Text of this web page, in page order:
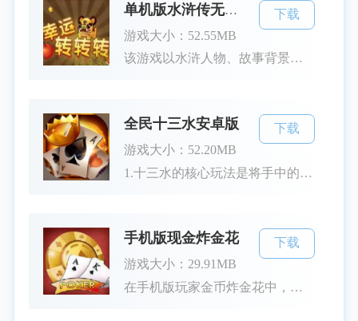
单机版水浒传无限金币
游戏大小：52.55MB
该游戏以水浒人物、故事背景为设计主题，融入现代流行的飞盘与单机老虎游戏元素，为玩家带来耳目一新的感受。在玩家将参与各种游戏对决，使用万能卡片策略操控，体验到水浒传中的传奇英雄们如何通过智慧与勇气在扑克桌上赢得胜利。断线重连功能确保游戏的顺畅连接，飞盘玩法的引入则增添了游戏的技巧性和娱乐性。游戏特色1.飞盘玩法：独具特色的飞盘元素让玩家能体验到与普通扑克游戏截然不同的刺激。飞盘不仅是游戏中的一个主要活动，也是策略的重要组成部分，如何精准控制飞盘，将是胜负的关键。2.万能卡片：游
下载
全民十三水安卓版
游戏大小：52.20MB
1.十三水的核心玩法是将手中的13张牌合理摆放，形成三组牌型。在每局游戏开始时，玩家会随机获取一套扑克牌，并将这些牌按照头墩、中墩和尾墩的排列进行布局。玩家需要通过策略计算出最佳排列方式，使得自己的每组牌型在与其他玩家比较时占据优势。在游戏过程中，玩家不仅要注意时间，还需要关注对手的行为，以随时调整自己的策略。2.游戏引入了金币系统，这是一个模拟真实竞技的途径。玩家可以通过参与对局、完成任务以及日常签到来获取金币。金币不仅是游戏中的主要货币，还可以用于参与高级牌局、购买特殊道
下载
手机版现金炸金花
游戏大小：29.91MB
在手机版玩家金币炸金花中，玩家的主要任务是使用手中的三张牌与对手进行比大小的较量。当手中的牌型为同花顺时，玩家便可占据绝对的优势，但运气也仅是游戏的一部分。这款游戏既考验玩家的运气，又讲求策略智谋。在紧张刺激的对决中，玩家需要灵活运用心理战术，通过观察对手的下注行为和出牌习惯来制定自己的出牌策略。游戏操作简单，却需要强大的心理素质和判断力，才能成为最后的赢家。游戏特色1.同花顺玩法：同花顺是炸金花游戏中最具威力的牌型之一，游戏特别强化了这一经典玩法，让玩家体验三张牌中最高的荣
下载